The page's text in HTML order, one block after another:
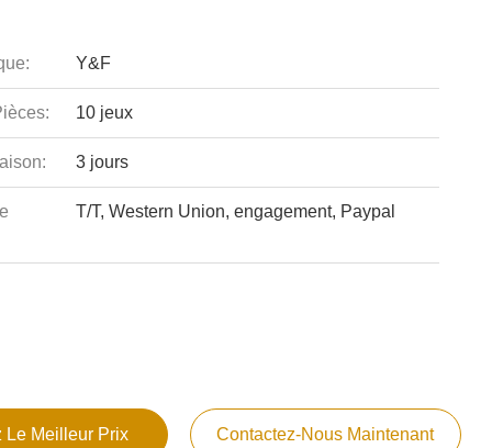
Y&F
10 jeux
3 jours
T/T, Western Union, engagement, Paypal
Le Meilleur Prix Contactez-Nous Maintenant